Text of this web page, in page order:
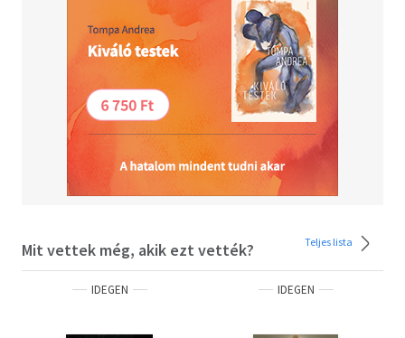
Mit vettek még, akik ezt vették? Teljes lista
IDEGEN IDEGEN